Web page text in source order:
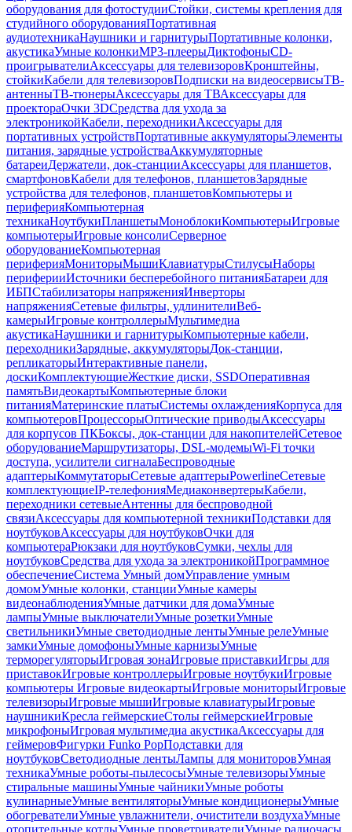
оборудования для фотостудииСтойки, системы крепления для
студийного оборудованияПортативная
аудиотехникаНаушники и гарнитурыПортативные колонки,
акустикаУмные колонкиMP3-плеерыДиктофоныCD-
проигрывателиАксессуары для телевизоровКронштейны,
стойкиКабели для телевизоровПодписки на видеосервисыТВ-
антенныТВ-тюнерыАксессуары для ТВАксессуары для
проектораОчки 3DСредства для ухода за
электроникойКабели, переходникиАксессуары для
портативных устройствПортативные аккумуляторыЭлементы
питания, зарядные устройстваАккумуляторные
батареиДержатели, док-станцииАксессуары для планшетов,
смартфоновКабели для телефонов, планшетовЗарядные
устройства для телефонов, планшетовКомпьютеры и
периферияКомпьютерная
техникаНоутбукиПланшетыМоноблокиКомпьютерыИгровые
компьютерыИгровые консолиСерверное
оборудованиеКомпьютерная
периферияМониторыМышиКлавиатурыСтилусыНаборы
периферииИсточники бесперебойного питанияБатареи для
ИБПСтабилизаторы напряженияИнверторы
напряженияСетевые фильтры, удлинителиВеб-
камерыИгровые контроллерыМультимедиа
акустикаНаушники и гарнитурыКомпьютерные кабели,
переходникиЗарядные, аккумуляторыДок-станции,
репликаторыИнтерактивные панели,
доскиКомплектующиеЖесткие диски, SSDОперативная
памятьВидеокартыКомпьютерные блоки
питанияМатеринские платыСистемы охлажденияКорпуса для
компьютеровПроцессорыОптические приводыАксессуары
для корпусов ПКБоксы, док-станции для накопителейСетевое
оборудованиеМаршрутизаторы, DSL-модемыWi-Fi точки
доступа, усилители сигналаБеспроводные
адаптерыКоммутаторыСетевые адаптерыPowerlineСетевые
комплектующиеIP-телефонияМедиаконвертерыКабели,
переходники сетевыеАнтенны для беспроводной
связиАксессуары для компьютерной техникиПодставки для
ноутбуковАксессуары для ноутбуковОчки для
компьютераРюкзаки для ноутбуковСумки, чехлы для
ноутбуковСредства для ухода за электроникойПрограммное
обеспечениеСистема Умный домУправление умным
домомУмные колонки, станцииУмные камеры
видеонаблюденияУмные датчики для домаУмные
лампыУмные выключателиУмные розеткиУмные
светильникиУмные светодиодные лентыУмные релеУмные
замкиУмные домофоныУмные карнизыУмные
терморегуляторыИгровая зонаИгровые приставкиИгры для
приставокИгровые контроллерыИгровые ноутбукиИгровые
компьютеры Игровые видеокартыИгровые мониторыИгровые
телевизорыИгровые мышиИгровые клавиатурыИгровые
наушникиКресла геймерскиеСтолы геймерскиеИгровые
микрофоныИгровая мультимедиа акустикаАксессуары для
геймеровФигурки Funko PopПодставки для
ноутбуковСветодиодные лентыЛампы для мониторовУмная
техникаУмные роботы-пылесосыУмные телевизорыУмные
стиральные машиныУмные чайникиУмные роботы
кулинарныеУмные вентиляторыУмные кондиционерыУмные
обогревателиУмные увлажнители, очистители воздухаУмные
отопительные котлыУмные проветривателиУмные радиочасы,